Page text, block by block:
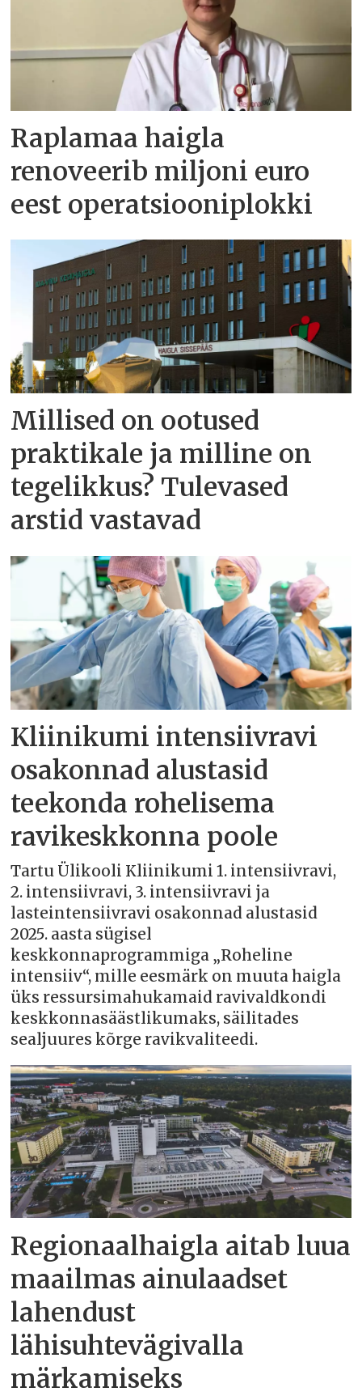
Raplamaa haigla
renoveerib miljoni euro
eest operatsiooniplokki
Millised on ootused
praktikale ja milline on
tegelikkus? Tulevased
arstid vastavad
Kliinikumi intensiivravi
osakonnad alustasid
teekonda rohelisema
ravikeskkonna poole
Tartu Ülikooli Kliinikumi 1. intensiivravi,
2. intensiivravi, 3. intensiivravi ja
lasteintensiivravi osakonnad alustasid
2025. aasta sügisel
keskkonnaprogrammiga „Roheline
intensiiv“, mille eesmärk on muuta haigla
üks ressursimahukamaid ravivaldkondi
keskkonnasäästlikumaks, säilitades
sealjuures kõrge ravikvaliteedi.
Regionaalhaigla aitab luua
maailmas ainulaadset
lahendust
lähisuhtevägivalla
märkamiseks